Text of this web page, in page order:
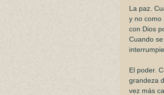
La paz.
y no como
con Dios
Cuando
El poder.
grandeza
vez más